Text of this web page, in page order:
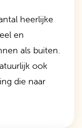
heerlijke
en
als buiten.
ook
die naar